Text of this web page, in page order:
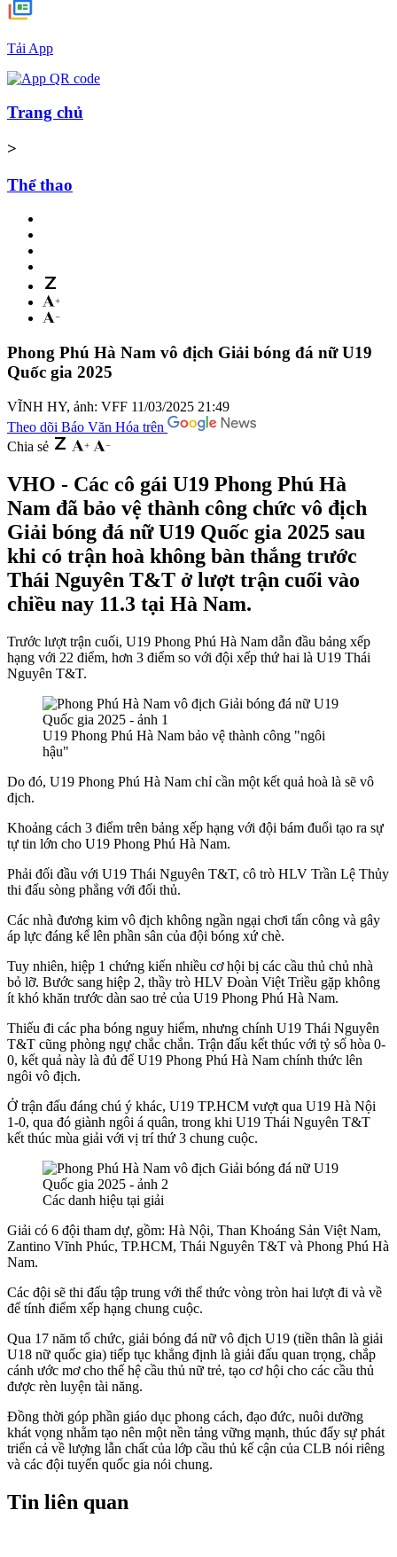
Tải App
Trang chủ
>
Thể thao
Phong Phú Hà Nam vô địch Giải bóng đá nữ U19
Quốc gia 2025
VĨNH HY, ảnh: VFF 11/03/2025 21:49
Theo dõi Báo Văn Hóa trên
Chia sẻ
VHO - Các cô gái U19 Phong Phú Hà
Nam đã bảo vệ thành công chức vô địch
Giải bóng đá nữ U19 Quốc gia 2025 sau
khi có trận hoà không bàn thắng trước
Thái Nguyên T&T ở lượt trận cuối vào
chiều nay 11.3 tại Hà Nam.
Trước lượt trận cuối, U19 Phong Phú Hà Nam dẫn đầu bảng xếp
hạng với 22 điểm, hơn 3 điểm so với đội xếp thứ hai là U19 Thái
Nguyên T&T.
U19 Phong Phú Hà Nam bảo vệ thành công "ngôi
hậu"
Do đó, U19 Phong Phú Hà Nam chỉ cần một kết quả hoà là sẽ vô
địch.
Khoảng cách 3 điểm trên bảng xếp hạng với đội bám đuổi tạo ra sự
tự tin lớn cho U19 Phong Phú Hà Nam.
Phải đối đầu với U19 Thái Nguyên T&T, cô trò HLV Trần Lệ Thủy
thi đấu sòng phẳng với đối thủ.
Các nhà đương kim vô địch không ngần ngại chơi tấn công và gây
áp lực đáng kể lên phần sân của đội bóng xứ chè.
Tuy nhiên, hiệp 1 chứng kiến nhiều cơ hội bị các cầu thủ chủ nhà
bỏ lỡ. Bước sang hiệp 2, thầy trò HLV Đoàn Việt Triều gặp không
ít khó khăn trước dàn sao trẻ của U19 Phong Phú Hà Nam.
Thiếu đi các pha bóng nguy hiểm, nhưng chính U19 Thái Nguyên
T&T cũng phòng ngự chắc chắn. Trận đấu kết thúc với tỷ số hòa 0-
0, kết quả này là đủ để U19 Phong Phú Hà Nam chính thức lên
ngôi vô địch.
Ở trận đấu đáng chú ý khác, U19 TP.HCM vượt qua U19 Hà Nội
1-0, qua đó giành ngôi á quân, trong khi U19 Thái Nguyên T&T
kết thúc mùa giải với vị trí thứ 3 chung cuộc.
Các danh hiệu tại giải
Giải có 6 đội tham dự, gồm: Hà Nội, Than Khoáng Sản Việt Nam,
Zantino Vĩnh Phúc, TP.HCM, Thái Nguyên T&T và Phong Phú Hà
Nam.
Các đội sẽ thi đấu tập trung với thể thức vòng tròn hai lượt đi và về
để tính điểm xếp hạng chung cuộc.
Qua 17 năm tổ chức, giải bóng đá nữ vô địch U19 (tiền thân là giải
U18 nữ quốc gia) tiếp tục khẳng định là giải đấu quan trọng, chắp
cánh ước mơ cho thế hệ cầu thủ nữ trẻ, tạo cơ hội cho các cầu thủ
được rèn luyện tài năng.
Đồng thời góp phần giáo dục phong cách, đạo đức, nuôi dưỡng
khát vọng nhằm tạo nên một nền tảng vững mạnh, thúc đẩy sự phát
triển cả về lượng lẫn chất của lớp cầu thủ kế cận của CLB nói riêng
và các đội tuyển quốc gia nói chung.
Tin liên quan